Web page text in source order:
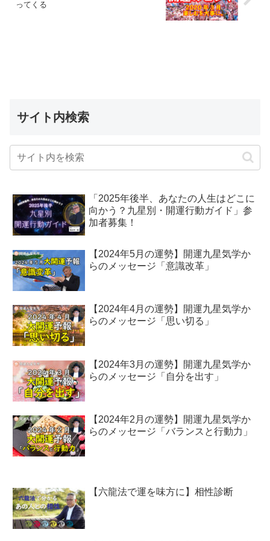
ってくる
サイト内検索
「2025年後半、あなたの人生はどこに
向かう？九星別・開運行動ガイド」参
加者募集！
【2024年5月の運勢】開運九星気学か
らのメッセージ「意識改革」
【2024年4月の運勢】開運九星気学か
らのメッセージ「思い切る」
【2024年3月の運勢】開運九星気学か
らのメッセージ「自分を出す」
【2024年2月の運勢】開運九星気学か
らのメッセージ「バランスと行動力」
【六龍法で運を味方に】相性診断